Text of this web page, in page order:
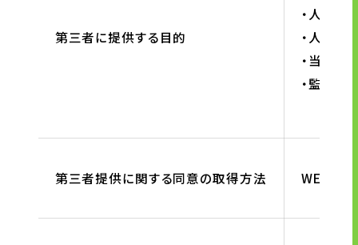
第三者に提供する目的
・人材
・人材紹
・当社
・監査へ
第三者提供に関する同意の取得方法 WEB及